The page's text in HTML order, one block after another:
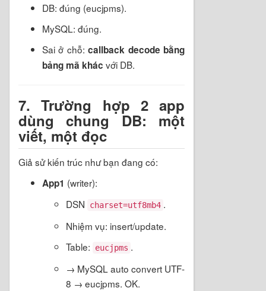
DB: đúng (eucjpms).
MySQL: đúng.
Sai ở chỗ:callback decode bằng
bảng mã khác với DB.
7. Trường hợp 2 app
dùng chung DB: một
viết, một đọc
Giả sử kiến trúc như bạn đang có:
App1 (writer):
DSN
charset=utf8mb4 .
Nhiệm vụ: insert/update.
Table:
eucjpms .
→ MySQL auto convert UTF-
8 → eucjpms. OK.